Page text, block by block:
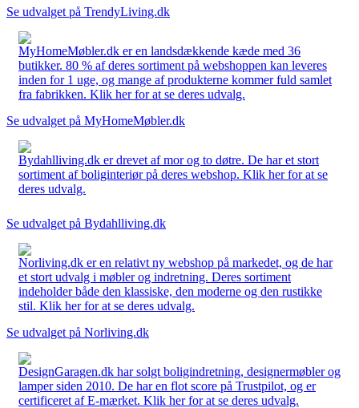
Se udvalget på TrendyLiving.dk
MyHomeMøbler.dk er en landsdækkende kæde med 36
butikker. 80 % af deres sortiment på webshoppen kan leveres
inden for 1 uge, og mange af produkterne kommer fuld samlet
fra fabrikken. Klik her for at se deres udvalg.
Se udvalget på MyHomeMøbler.dk
Bydahlliving.dk er drevet af mor og to døtre. De har et stort
sortiment af boliginteriør på deres webshop. Klik her for at se
deres udvalg.
Se udvalget på Bydahlliving.dk
Norliving.dk er en relativt ny webshop på markedet, og de har
et stort udvalg i møbler og indretning. Deres sortiment
indeholder både den klassiske, den moderne og den rustikke
stil. Klik her for at se deres udvalg.
Se udvalget på Norliving.dk
DesignGaragen.dk har solgt boligindretning, designermøbler og
lamper siden 2010. De har en flot score på Trustpilot, og er
certificeret af E-mærket. Klik her for at se deres udvalg.